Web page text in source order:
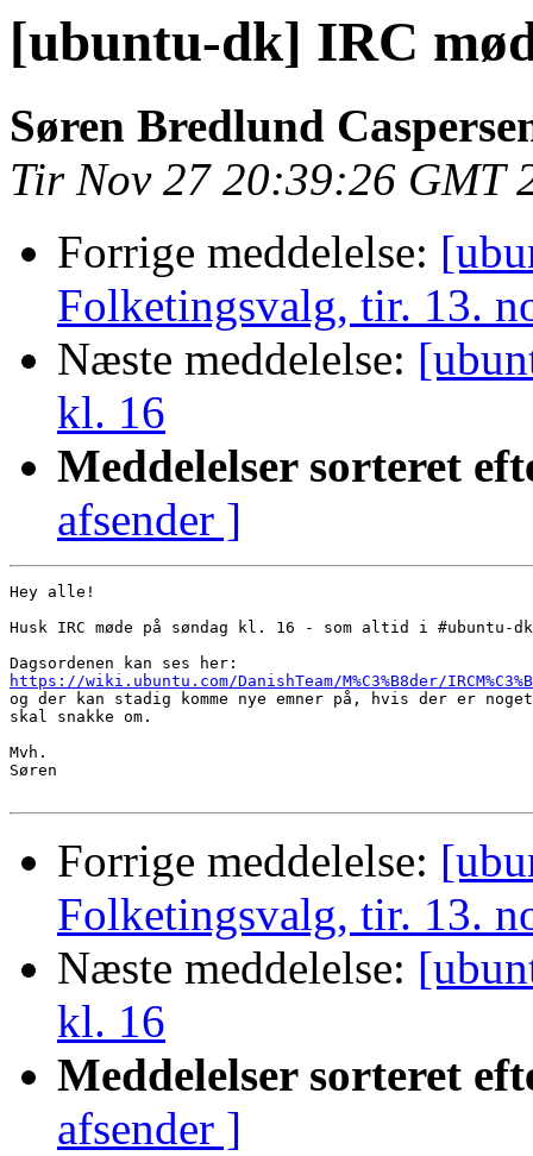
[ubuntu-dk] IRC
Søren Bredlund
Tir Nov 27 20:39:26 GMT
Forrige meddelelse:
Folketingsvalg, tir. 13.
Næste meddelelse:
kl. 16
Meddelelser sorteret
afsender ]
Hey alle!
Husk IRC møde på søndag kl. 16 - som altid i #ubuntu-
https://wiki.ubuntu.com/DanishTeam/M%C3%B8der/
og der kan stadig komme nye emner på, hvis der er
skal snakke om.
Mvh.
Søren
Forrige meddelelse:
Folketingsvalg, tir. 13.
Næste meddelelse:
kl. 16
Meddelelser sorteret
afsender ]